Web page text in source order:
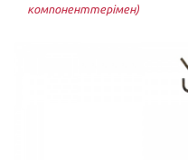
компоненттерімен)